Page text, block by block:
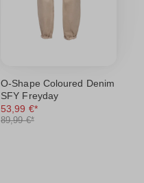
O-Shape Coloured Denim
SFY Freyday
53,99 €*
89,99 €*